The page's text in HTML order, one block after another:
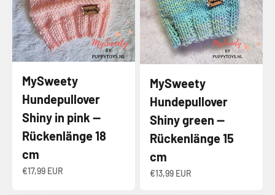
MySweety
Hundepullover
Shiny in pink —
Rückenlänge 18
cm
Angebot
€17,99 EUR
MySweety
Hundepullover
Shiny green —
Rückenlänge 15
cm
Angebot
€13,99 EUR